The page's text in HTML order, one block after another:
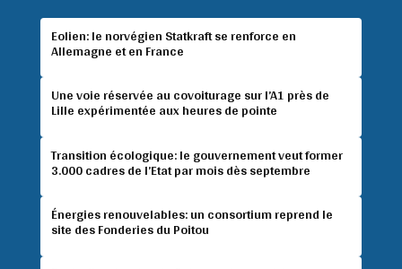
Eolien: le norvégien Statkraft se renforce en
Allemagne et en France
Une voie réservée au covoiturage sur l’A1 près de
Lille expérimentée aux heures de pointe
Transition écologique: le gouvernement veut former
3.000 cadres de l’Etat par mois dès septembre
Énergies renouvelables: un consortium reprend le
site des Fonderies du Poitou